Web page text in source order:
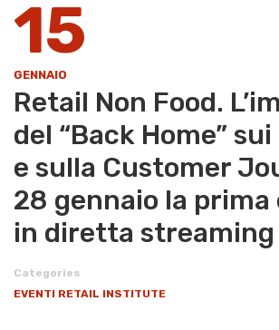
15
GENNAIO
Retail Non Food.
del “Back Home”
e sulla Customer
28 gennaio la prima
in diretta streaming
Categories
EVENTI RETAIL INSTITUTE